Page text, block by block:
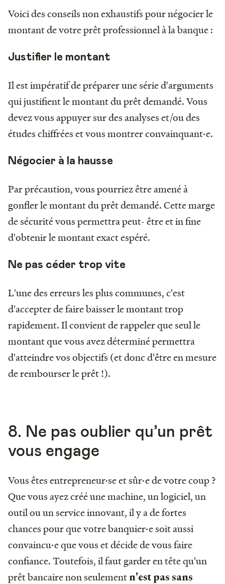
Voici des conseils non exhaustifs pour négocier le
montant de votre prêt professionnel à la banque :
Justifier le montant
Il est impératif de préparer une série d'arguments
qui justifient le montant du prêt demandé. Vous
devez vous appuyer sur des analyses et/ou des
études chiffrées et vous montrer convainquant·e.
Négocier à la hausse
Par précaution, vous pourriez être amené à
gonfler le montant du prêt demandé. Cette marge
de sécurité vous permettra peut- être et in fine
d'obtenir le montant exact espéré.
Ne pas céder trop vite
L'une des erreurs les plus communes, c'est
d'accepter de faire baisser le montant trop
rapidement. Il convient de rappeler que seul le
montant que vous avez déterminé permettra
d'atteindre vos objectifs (et donc d'être en mesure
de rembourser le prêt !).
8. Ne pas oublier qu’un prêt
vous engage
Vous êtes entrepreneur·se et sûr·e de votre coup ?
Que vous ayez créé une machine, un logiciel, un
outil ou un service innovant, il y a de fortes
chances pour que votre banquier·e soit aussi
convaincu·e que vous et décide de vous faire
confiance. Toutefois, il faut garder en tête qu'un
prêt bancaire non seulement n'est pas sans